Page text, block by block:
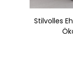
Stilvolles